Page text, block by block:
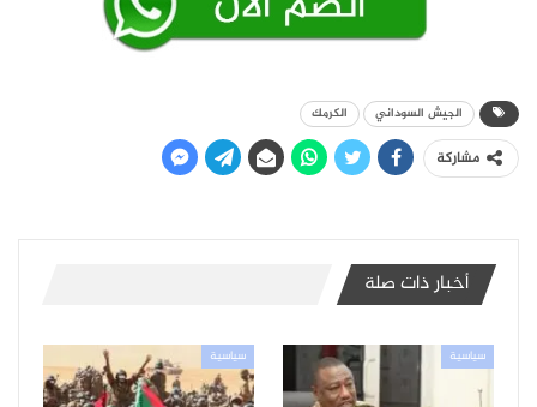
الجيش السوداني الكرمك
مشاركة
أخبار ذات صلة
سياسية سياسية